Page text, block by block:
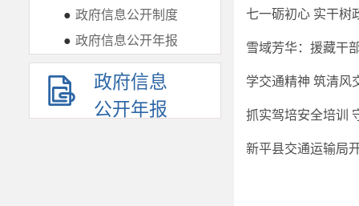
● 政府信息公开制度
● 政府信息公开年报
政府信息
公开年报
学交通精神 筑清风
新平县交通运输局